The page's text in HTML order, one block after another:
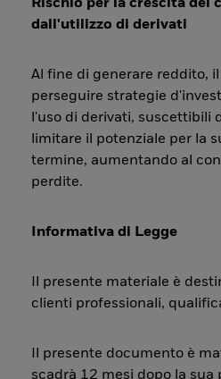
Rischio per la crescita del
dall'utilizzo di derivati
Al fine di generare reddito,
perseguire strategie
l'uso di derivati, suscettibili
limitare il potenziale per la
termine, aumentando al
perdite.
Informativa di Legge
Il presente materiale è
clienti professionali,
Il presente documento è
scadrà 12 mesi dopo la sua